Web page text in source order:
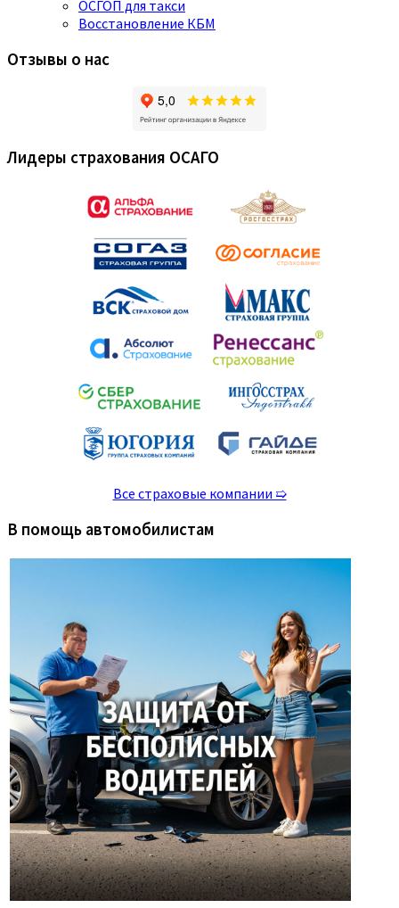
ОСГОП для такси
Восстановление КБМ
Отзывы о нас
Лидеры страхования ОСАГО
Все страховые компании ➯
В помощь автомобилистам